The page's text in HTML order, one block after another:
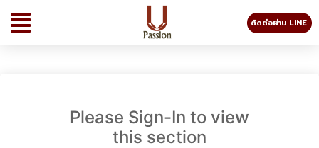
ติดต่อผ่าน LINE
Please Sign-In to view
this section